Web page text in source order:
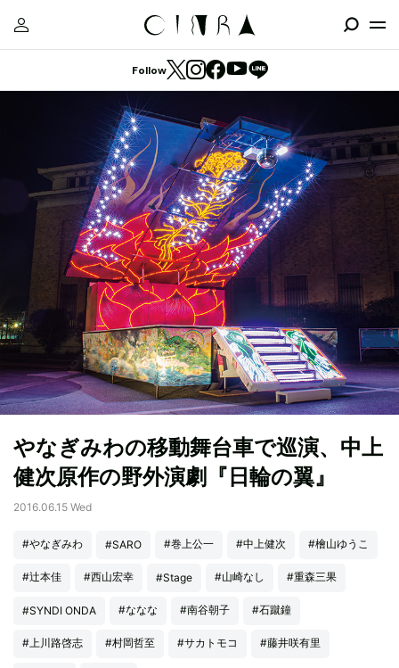
Follow
やなぎみわの移動舞台車で巡演、中上
健次原作の野外演劇『日輪の翼』
2016.06.15 Wed
#やなぎみわ #SARO #巻上公一 #中上健次 #檜山ゆうこ
#辻本佳 #西山宏幸 #Stage #山崎なし #重森三果
#SYNDI ONDA #ななな #南谷朝子 #石蹴鐘
#上川路啓志 #村岡哲至 #サカトモコ #藤井咲有里